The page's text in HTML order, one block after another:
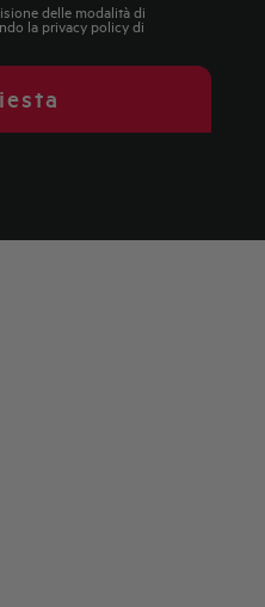
delle modalità di
la privacy policydi